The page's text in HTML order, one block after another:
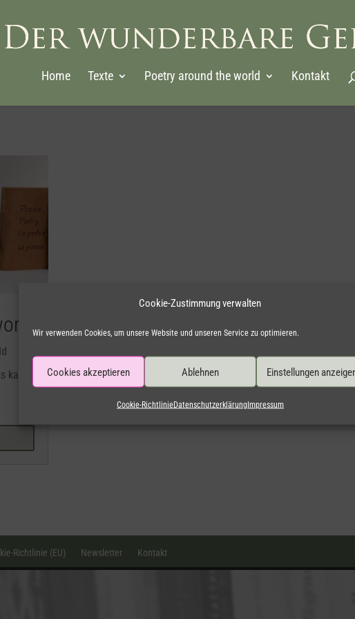
Cookie-Zustimmung verwalten
Wir verwenden Cookies, um unsere Website und unseren Service zu optimieren.
Cookies akzeptieren Ablehnen Einstellungen
Cookie-RichtlinieDatenschutzerklärungImpressum
Home Texte Poetry around the world Kontakt
kam
Richtlinie (EU) Newsletter Kontakt